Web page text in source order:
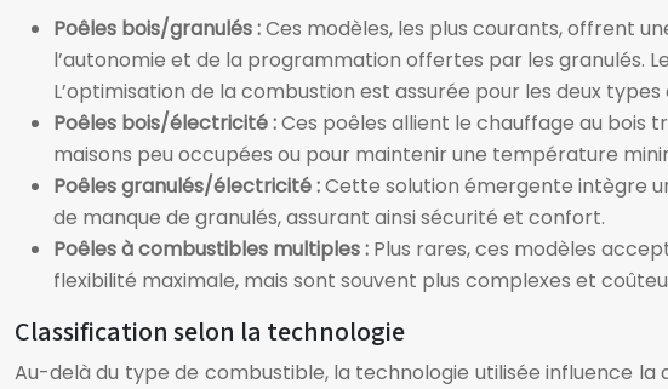
Poêles bois/granulés :Ces modèles, les plus courants, offrent
l’autonomie et de la programmation offertes par les granulés.
L’optimisation de la combustion est assurée pour les deux
Poêles bois/électricité :Ces poêles allient le chauffage au bois
maisons peu occupées ou pour maintenir une température
Poêles granulés/électricité :Cette solution émergente intègre
de manque de granulés, assurant ainsi sécurité et confort.
Poêles à combustibles multiples : Plus rares, ces modèles
flexibilité maximale, mais sont souvent plus complexes et
Classification selon la technologie
Au-delà du type de combustible, la technologie utilisée influence